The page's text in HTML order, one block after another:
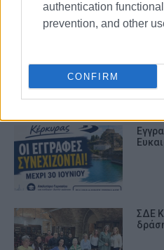
authentication
prevention, and other
CONFIRM
ΣΧΟΛΕΙΟ
ΛΕΥΚΙΜΜΗ
ΣΧΕΤΙΚA AΡΘΡΑ
ΣΔΕ